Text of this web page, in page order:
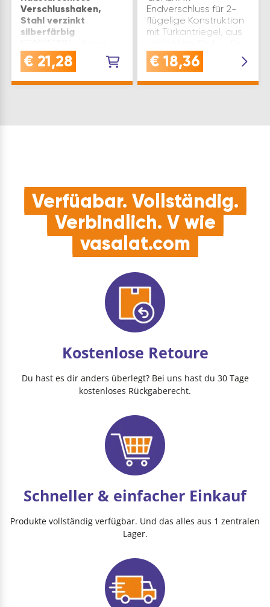
Verschlusshaken,
Stahl verzinkt
silberfärbig
Schließblech dient als
Gegenstück passend
€ 21,28
Endverschluss für 2-
flügelige Konstruktion
mit Türkantriegel, aus
eine zuverlässige und
sichere
€ 18,36
Verfügbar. Vollständig.
Verbindlich. V wie
vasalat.com
Kostenlose Retoure
Du hast es dir anders überlegt? Bei uns hast du 30 Tage
kostenloses Rückgaberecht.
Schneller & einfacher Einkauf
Produkte vollständig verfügbar. Und das alles aus 1 zentralen
Lager.